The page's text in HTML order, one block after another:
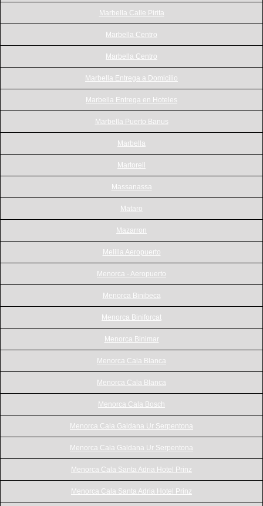
Marbella Calle Pirita
Marbella Centro
Marbella Centro
Marbella Entrega a Domicilio
Marbella Entrega en Hoteles
Marbella Puerto Banus
Marbella
Martorell
Massanassa
Mataro
Mazarron
Melilla Aeropuerto
Menorca - Aeropuerto
Menorca Binibeca
Menorca Biniforcat
Menorca Binimar
Menorca Cala Blanca
Menorca Cala Blanca
Menorca Cala Bosch
Menorca Cala Galdana Ur Serpentona
Menorca Cala Galdana Ur Serpentona
Menorca Cala Santa Adria Hotel Prinz
Menorca Cala Santa Adria Hotel Prinz